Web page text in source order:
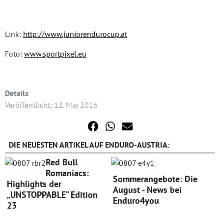
Link: http://www.juniorendurocup.at
Foto: www.sportpixel.eu
Details
Veröffentlicht: 12. Mai 2016
DIE NEUESTEN ARTIKEL AUF ENDURO-AUSTRIA:
Red Bull
Romaniacs:
Highlights der
„UNSTOPPABLE“ Edition
23
Sommerangebote: Die
August - News bei
Enduro4you